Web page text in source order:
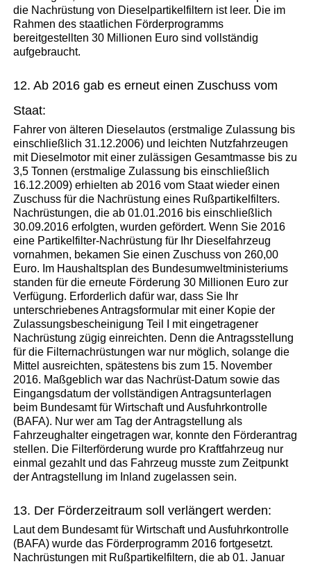
die Nachrüstung von Dieselpartikelfiltern ist leer. Die im
Rahmen des staatlichen Förderprogramms
bereitgestellten 30 Millionen Euro sind vollständig
aufgebraucht.
12. Ab 2016 gab es erneut einen Zuschuss vom
Staat:
Fahrer von älteren Dieselautos (erstmalige Zulassung bis
einschließlich 31.12.2006) und leichten Nutzfahrzeugen
mit Dieselmotor mit einer zulässigen Gesamtmasse bis zu
3,5 Tonnen (erstmalige Zulassung bis einschließlich
16.12.2009) erhielten ab 2016 vom Staat wieder einen
Zuschuss für die Nachrüstung eines Rußpartikelfilters.
Nachrüstungen, die ab 01.01.2016 bis einschließlich
30.09.2016 erfolgten, wurden gefördert. Wenn Sie 2016
eine Partikelfilter-Nachrüstung für Ihr Dieselfahrzeug
vornahmen, bekamen Sie einen Zuschuss von 260,00
Euro. Im Haushaltsplan des Bundesumweltministeriums
standen für die erneute Förderung 30 Millionen Euro zur
Verfügung. Erforderlich dafür war, dass Sie Ihr
unterschriebenes Antragsformular mit einer Kopie der
Zulassungsbescheinigung Teil I mit eingetragener
Nachrüstung zügig einreichten. Denn die Antragsstellung
für die Filternachrüstungen war nur möglich, solange die
Mittel ausreichten, spätestens bis zum 15. November
2016. Maßgeblich war das Nachrüst-Datum sowie das
Eingangsdatum der vollständigen Antragsunterlagen
beim Bundesamt für Wirtschaft und Ausfuhrkontrolle
(BAFA). Nur wer am Tag der Antragstellung als
Fahrzeughalter eingetragen war, konnte den Förderantrag
stellen. Die Filterförderung wurde pro Kraftfahrzeug nur
einmal gezahlt und das Fahrzeug musste zum Zeitpunkt
der Antragstellung im Inland zugelassen sein.
13. Der Förderzeitraum soll verlängert werden:
Laut dem Bundesamt für Wirtschaft und Ausfuhrkontrolle
(BAFA) wurde das Förderprogramm 2016 fortgesetzt.
Nachrüstungen mit Rußpartikelfiltern, die ab 01. Januar